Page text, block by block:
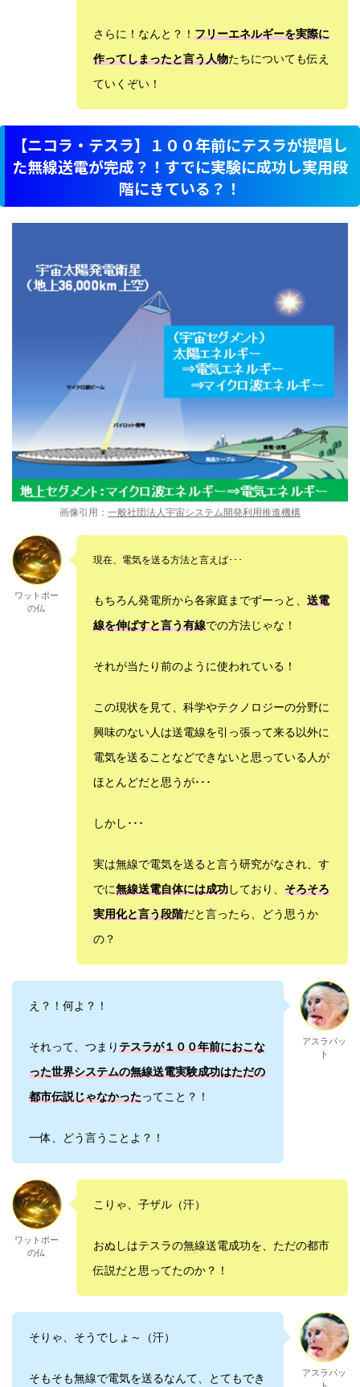
さらに！なんと？！ フリーエネルギーを実際に
作ってしまったと言う人物たちについても伝え
ていくぞい！
【ニコラ・テスラ】１００年前にテスラが提唱し
た無線送電が完成？！すでに実験に成功し実用段
階にきている？！
画像引用： 一般社団法人宇宙システム開発利用推進機構
ワットポー
の仏
現在、電気を送る方法と言えば･･･
もちろん発電所から各家庭までずーっと、 送電
線を伸ばすと言う有線での方法じゃな！
それが当たり前のように使われている！
この現状を見て、科学やテクノロジーの分野に
興味のない人は送電線を引っ張って来る以外に
電気を送ることなどできないと思っている人が
ほとんどだと思うが･･･
しかし･･･
実は無線で電気を送ると言う研究がなされ、す
でに無線送電自体には成功しており、 そろそろ
実用化と言う段階だと言ったら、どう思うか
の？
え？！何よ？！
それって、つまりテスラが１００年前におこな
った世界システムの無線送電実験成功はただの
都市伝説じゃなかったってこと？！
一体、どう言うことよ？！
アスラパッ
ト
ワットポー
の仏
こりゃ、子ザル（汗）
おぬしはテスラの無線送電成功を、ただの都市
伝説だと思ってたのか？！
そりゃ、そうでしょ～（汗）
そもそも無線で電気を送るなんて、とてもでき
アスラパッ